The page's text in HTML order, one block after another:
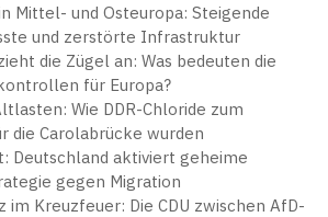
Mittel- und Osteuropa: Steigende
und zerstörte Infrastruktur
die Zügel an: Was bedeuten die
für Europa?
Wie DDR-Chloride zum
die Carolabrücke wurden
Deutschland aktiviert geheime
gegen Migration
im Kreuzfeuer: Die CDU zwischen AfD-